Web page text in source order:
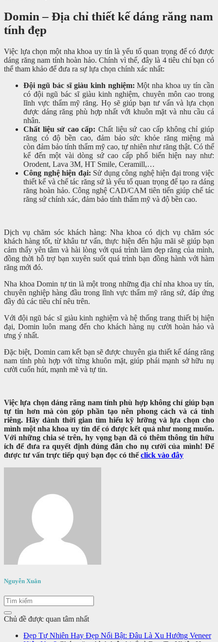
Domin – Địa chỉ thiết kế dáng răng nam
tính đẹp
Việc lựa chọn một nha khoa uy tín là yếu tố quan trọng để có được
dáng răng nam tính hoàn hảo. Chính vì thế, đây là 4 tiêu chí bạn có
thể tham khảo để đưa ra sự lựa chọn chính xác nhất:
Đội ngũ bác sĩ giàu kinh nghiệm: Một nha khoa uy tín cần
có đội ngũ bác sĩ giàu kinh nghiệm, chuyên môn cao trong
lĩnh vực thẩm mỹ răng. Họ sẽ giúp bạn tư vấn và lựa chọn
được dáng răng phù hợp nhất với khuôn mặt và nhu cầu cá
nhân.
Chất liệu sứ cao cấp: Chất liệu sứ cao cấp không chỉ giúp
răng có độ bền cao, đảm bảo sức khỏe răng miệng mà
còn đảm bảo tính thẩm mỹ cao, tự nhiên như răng thật. Có thể
kể đến một vài dòng sứ cao cấp phổ biến hiện nay như:
Orodent, Lava 3M, HT Smile, Ceramill,…
Công nghệ hiện đại: Sử dụng công nghệ hiện đại trong việc
thiết kế và chế tác răng sứ là yếu tố quan trọng để tạo ra dáng
răng hoàn hảo. Công nghệ CAD/CAM tiên tiến giúp chế tác
răng sứ chính xác, đảm bảo tính thẩm mỹ và độ bền cao.
Dịch vụ chăm sóc khách hàng: Nha khoa có dịch vụ chăm sóc
khách hàng tốt, từ khâu tư vấn, thực hiện đến hậu mãi sẽ giúp bạn
cảm thấy yên tâm và hài lòng với quá trình làm đẹp răng của mình,
đồng thời hỗ trợ bạn xuyên suốt quá trình bạn đồng hành với hàm
răng mới đó.
Nha khoa Domin tự tin là một trong những địa chỉ nha khoa uy tín,
chuyên nghiệp hàng đầu trong lĩnh vực thẩm mỹ răng sứ, đáp ứng
đầy đủ các tiêu chí nêu trên.
Với đội ngũ bác sĩ giàu kinh nghiệm và hệ thống trang thiết bị hiện
đại, Domin luôn mang đến cho khách hàng nụ cười hoàn hảo và
ưng ý nhất.
Đặc biệt, Domin cam kết bạn sẽ được chuyên gia thiết kế dáng răng
nam tính phù hợp với từng khuôn mặt, giúp phái mạnh sở hữu nụ
cười cuốn hút, mạnh mẽ và tự tin.
Việc lựa chọn dáng răng nam tính phù hợp không chỉ giúp bạn
tự tin hơn mà còn góp phần tạo nên phong cách và cá tính
riêng. Hãy dành thời gian tìm hiểu kỹ lưỡng và lựa chọn cho
mình một nha khoa uy tín để có được kết quả như mong muốn.
Với những chia sẻ trên, hy vọng bạn đã có thêm thông tin hữu
ích để đưa ra quyết định đúng đắn cho nụ cười của mình! Để
được tư vấn trực tiếp quý bạn đọc có thểclick vào đây
Nguyễn Xuân
Chủ đề được quan tâm nhất
Đẹp Tự Nhiên Hay Đẹp Nổi Bật: Đâu Là Xu Hướng Veneer